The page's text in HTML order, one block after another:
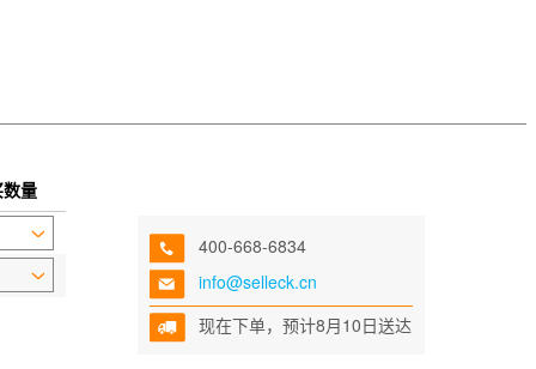
量
400-668-6834
info@selleck.cn
现在下单，预计8月10日送达